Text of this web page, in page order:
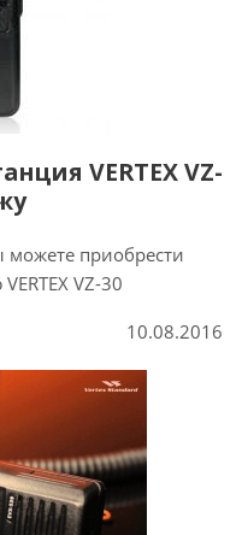
VERTEX VZ-
приобрести
VZ-30
10.08.2016